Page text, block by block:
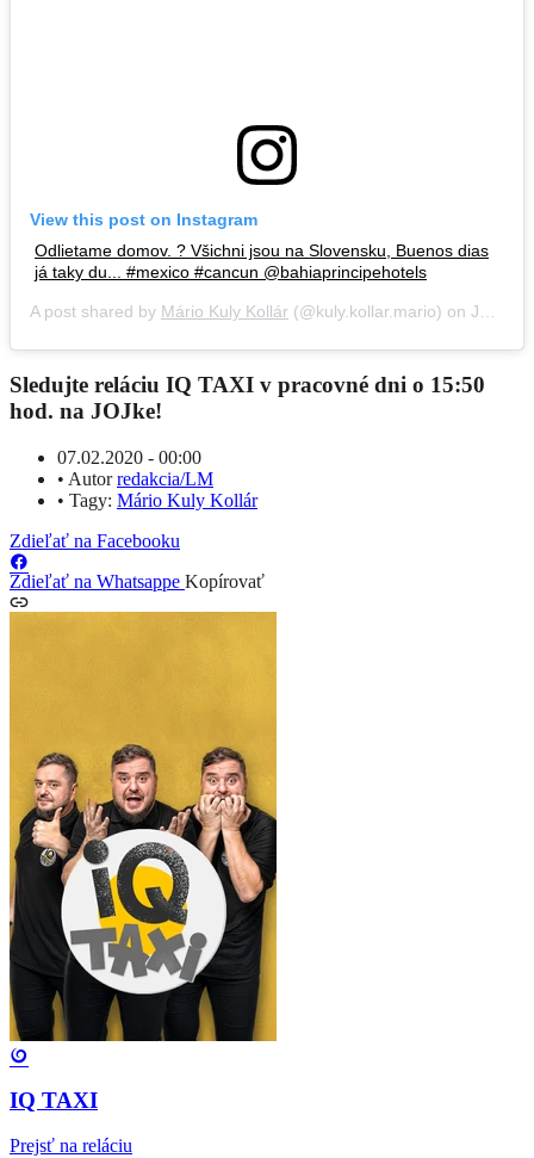
View this post on Instagram
Odlietame domov. ? Všichni jsou na Slovensku, Buenos dias
já taky du... #mexico #cancun @bahiaprincipehotels
A post shared by Mário Kuly Kollár (@kuly.kollar.mario) on Jan 13, 2020 at 5:17pm PST
Sledujte reláciu IQ TAXI v pracovné dni o 15:50
hod. na JOJke!
07.02.2020 - 00:00
• Autorredakcia/LM
• Tagy: Mário Kuly Kollár
Zdieľať na Facebooku
Zdieľať na Whatsappe Kopírovať
IQ TAXI
Prejsť na reláciu